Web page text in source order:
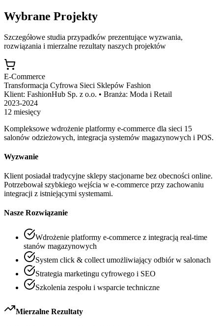
Wybrane Projekty
Szczegółowe studia przypadków prezentujące wyzwania,
rozwiązania i mierzalne rezultaty naszych projektów
E-Commerce
Transformacja Cyfrowa Sieci Sklepów Fashion
Klient: FashionHub Sp. z o.o. • Branża: Moda i Retail
2023-2024
12 miesięcy
Kompleksowe wdrożenie platformy e-commerce dla sieci 15
salonów odzieżowych, integracja systemów magazynowych i POS.
Wyzwanie
Klient posiadał tradycyjne sklepy stacjonarne bez obecności online.
Potrzebował szybkiego wejścia w e-commerce przy zachowaniu
integracji z istniejącymi systemami.
Nasze Rozwiązanie
Wdrożenie platformy e-commerce z integracją real-time
stanów magazynowych
System click & collect umożliwiający odbiór w salonach
Strategia marketingu cyfrowego i SEO
Szkolenia zespołu i wsparcie techniczne
Mierzalne Rezultaty